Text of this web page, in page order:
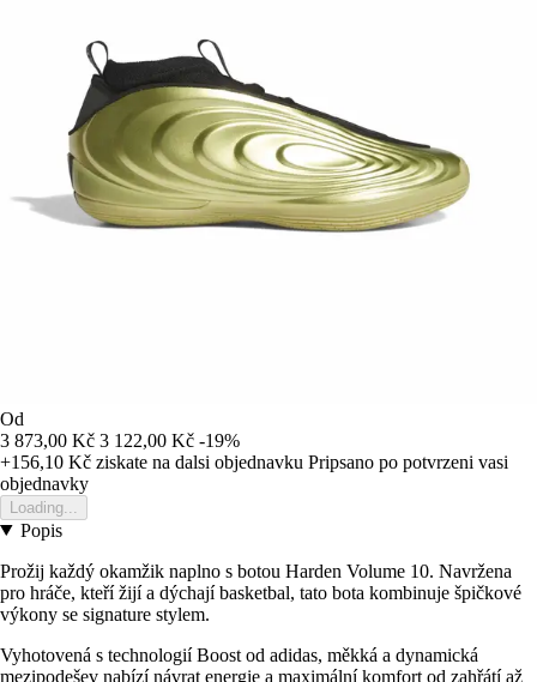
Od
3 873,00 Kč 3 122,00 Kč -19%
+156,10 Kč ziskate na dalsi objednavku Pripsano po potvrzeni vasi
objednavky
Loading...
Popis
Prožij každý okamžik naplno s botou Harden Volume 10. Navržena
pro hráče, kteří žijí a dýchají basketbal, tato bota kombinuje špičkové
výkony se signature stylem.
Vyhotovená s technologií Boost od adidas, měkká a dynamická
mezipodešev nabízí návrat energie a maximální komfort od zahřátí až